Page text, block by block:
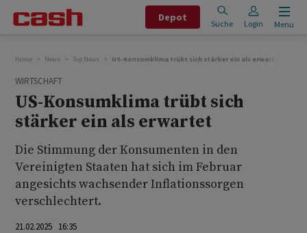
Depot
Suche Login Menu
Home News Top News US-Konsumklima trübt sich stärker ein als erwartet
WIRTSCHAFT
US-Konsumklima trübt sich
stärker ein als erwartet
Die Stimmung der Konsumenten in den
Vereinigten Staaten hat sich im Februar
angesichts wachsender Inflationssorgen
verschlechtert.
21.02.2025 16:35